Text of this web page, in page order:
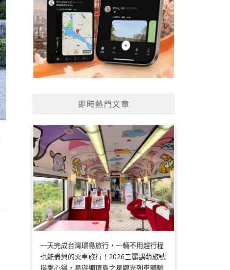
即時熱門文章
一天完成台灣環島旅行，一輛不用趕行程
也能盡興的火車旅行！2026三麗鷗萌旅號
搭乘心得，易遊網環島之星觀光列車體驗